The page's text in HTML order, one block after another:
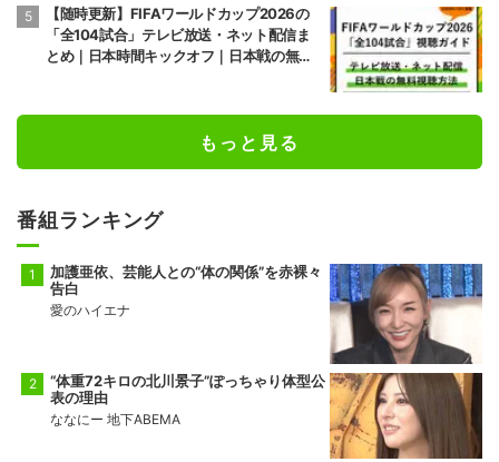
【随時更新】FIFAワールドカップ2026の
「全104試合」テレビ放送・ネット配信ま
とめ｜日本時間キックオフ｜日本戦の無料
もっと見る
番組ランキング
加護亜依、芸能人との“体の関係”を赤裸々
告白
愛のハイエナ
“体重72キロの北川景子”ぽっちゃり体型公
表の理由
ななにー 地下ABEMA